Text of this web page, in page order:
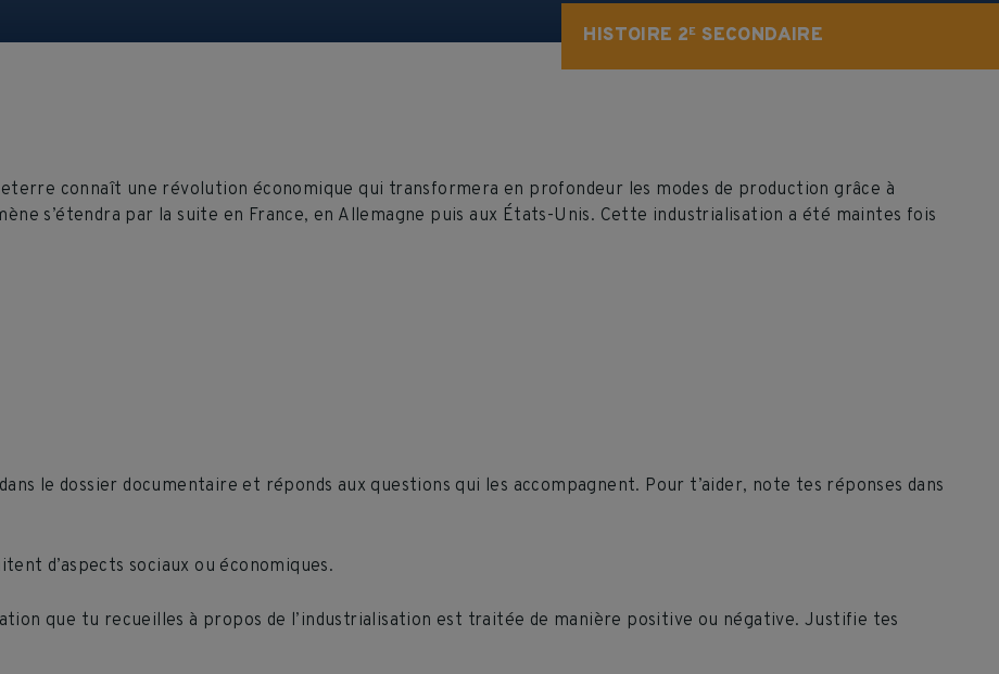
HISTOIRE 2E SECONDAIRE
connaît une révolution économique qui transformera en profondeur les modes de production grâce à
s’étendra par la suite en France, en Allemagne puis aux États-Unis. Cette industrialisation a été maintes fois
le dossier documentaire et réponds aux questions qui les accompagnent. Pour t’aider, note tes réponses dans
d’aspects sociaux ou économiques.
que tu recueilles à propos de l’industrialisation est traitée de manière positive ou négative. Justifie tes